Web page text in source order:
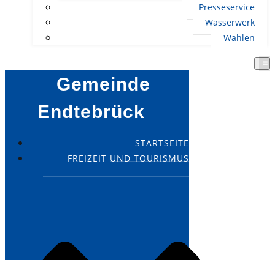
Presseservice
Wasserwerk
Wahlen
Gemeinde
Endtebrück
STARTSEITE
FREIZEIT UND TOURISMUS